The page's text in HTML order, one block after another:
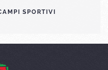
SPORTIVI